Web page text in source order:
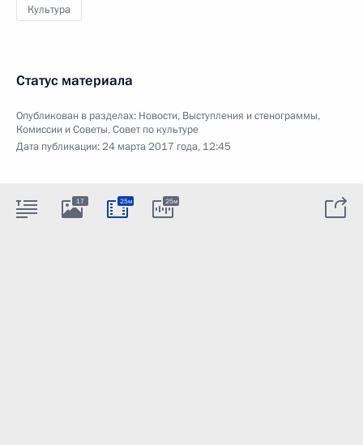
Культура
Статус материала
Опубликован в разделах: Новости, Выступления и стенограммы,
Комиссии и Советы,Совет по культуре
Дата публикации:24 марта 2017 года, 12:45
17 25м 25м